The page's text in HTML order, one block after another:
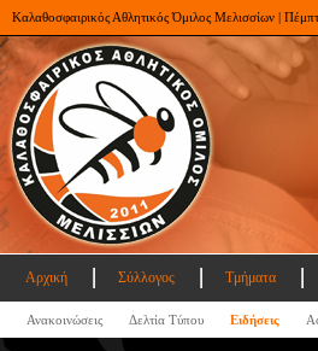
Καλαθοσφαιρικός Αθλητικός Όμιλος Μελισσίων |
Αρχική Σύλλογος Τμήματα
Ανακοινώσεις Δελτία Τύπου Ειδήσεις